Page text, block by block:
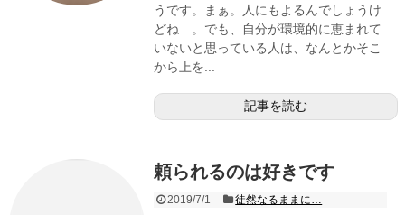
うです。まぁ。人にもよるんでしょうけ
どね…。でも、自分が環境的に恵まれて
いないと思っている人は、なんとかそこ
から上を...
記事を読む
頼られるのは好きです
2019/7/1 徒然なるままに…